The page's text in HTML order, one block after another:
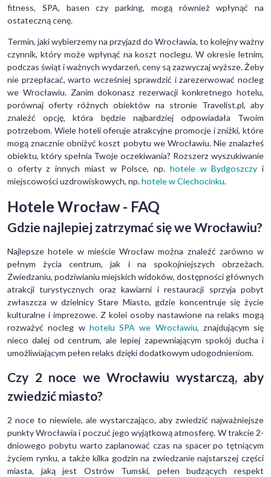
fitness, SPA, basen czy parking, mogą również wpłynąć na
ostateczną cenę.
Termin, jaki wybierzemy na przyjazd do Wrocławia, to kolejny ważny
czynnik, który może wpłynąć na koszt noclegu. W okresie letnim,
podczas świąt i ważnych wydarzeń, ceny są zazwyczaj wyższe. Żeby
nie przepłacać, warto wcześniej sprawdzić i zarezerwować nocleg
we Wrocławiu. Zanim dokonasz rezerwacji konkretnego hotelu,
porównaj oferty różnych obiektów na stronie Travelist.pl, aby
znaleźć opcję, która będzie najbardziej odpowiadała Twoim
potrzebom. Wiele hoteli oferuje atrakcyjne promocje i zniżki, które
mogą znacznie obniżyć koszt pobytu we Wrocławiu. Nie znalazłeś
obiektu, który spełnia Twoje oczekiwania? Rozszerz wyszukiwanie
o oferty z innych miast w Polsce, np. hotele w Bydgoszczy i
miejscowości uzdrowiskowych, np.hotele w Ciechocinku.
Hotele Wrocław - FAQ
Gdzie najlepiej zatrzymać się we Wrocławiu?
Najlepsze hotele w mieście Wrocław można znaleźć zarówno w
pełnym życia centrum, jak i na spokojniejszych obrzeżach.
Zwiedzaniu, podziwianiu miejskich widoków, dostępności głównych
atrakcji turystycznych oraz kawiarni i restauracji sprzyja pobyt
zwłaszcza w dzielnicy Stare Miasto, gdzie koncentruje się życie
kulturalne i imprezowe. Z kolei osoby nastawione na relaks mogą
rozważyć nocleg w hotelu SPA we Wrocławiu, znajdującym się
nieco dalej od centrum, ale lepiej zapewniającym spokój ducha i
umożliwiającym pełen relaks dzięki dodatkowym udogodnieniom.
Czy 2 noce we Wrocławiu wystarczą, aby
zwiedzić miasto?
2 noce to niewiele, ale wystarczająco, aby zwiedzić najważniejsze
punkty Wrocławia i poczuć jego wyjątkową atmosferę. W trakcie 2-
dniowego pobytu warto zaplanować czas na spacer po tętniącym
życiem rynku, a także kilka godzin na zwiedzanie najstarszej części
miasta, jaką jest Ostrów Tumski, pełen budzących respekt